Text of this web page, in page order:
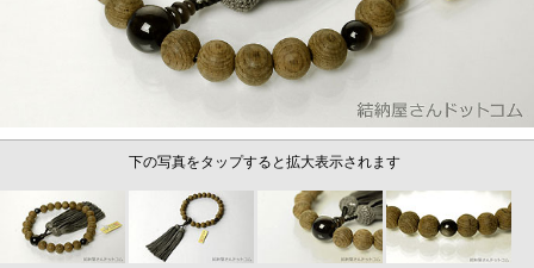
下の写真をタップすると拡大表示されます